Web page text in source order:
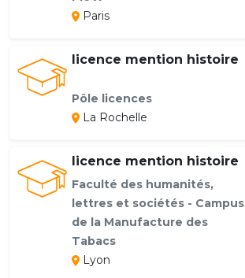
Paris
licence mention histoire
Pôle licences
La Rochelle
licence mention histoire
Faculté des humanités,
lettres et sociétés - Campus
de la Manufacture des
Tabacs
Lyon